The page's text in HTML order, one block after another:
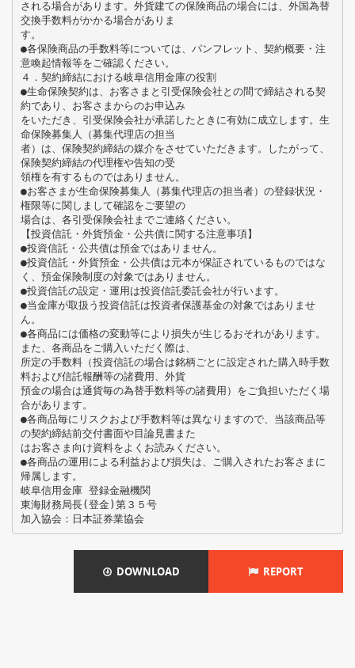
される場合があります。外貨建ての保険商品の場合には、外国為替
交換手数料がかかる場合がありま
す。
●各保険商品の手数料等については、パンフレット、契約概要・注
意喚起情報等をご確認ください。
４．契約締結における岐阜信用金庫の役割
●生命保険契約は、お客さまと引受保険会社との間で締結される契
約であり、お客さまからのお申込み
をいただき、引受保険会社が承諾したときに有効に成立します。生
命保険募集人（募集代理店の担当
者）は、保険契約締結の媒介をさせていただきます。したがって、
保険契約締結の代理権や告知の受
領権を有するものではありません。
●お客さまが生命保険募集人（募集代理店の担当者）の登録状況・
権限等に関しまして確認をご要望の
場合は、各引受保険会社までご連絡ください。
【投資信託・外貨預金・公共債に関する注意事項】
●投資信託・公共債は預金ではありません。
●投資信託・外貨預金・公共債は元本が保証されているものではな
く、預金保険制度の対象ではありません。
●投資信託の設定・運用は投資信託委託会社が行います。
●当金庫が取扱う投資信託は投資者保護基金の対象ではありませ
ん。
●各商品には価格の変動等により損失が生じるおそれがあります。
また、各商品をご購入いただく際は、
所定の手数料（投資信託の場合は銘柄ごとに設定された購入時手数
料および信託報酬等の諸費用、外貨
預金の場合は通貨毎の為替手数料等の諸費用）をご負担いただく場
合があります。
●各商品毎にリスクおよび手数料等は異なりますので、当該商品等
の契約締結前交付書面や目論見書また
はお客さま向け資料をよくお読みください。
●各商品の運用による利益および損失は、ご購入されたお客さまに
帰属します。
岐阜信用金庫 登録金融機関
東海財務局長(登金)第３５号
DOWNLOAD REPORT